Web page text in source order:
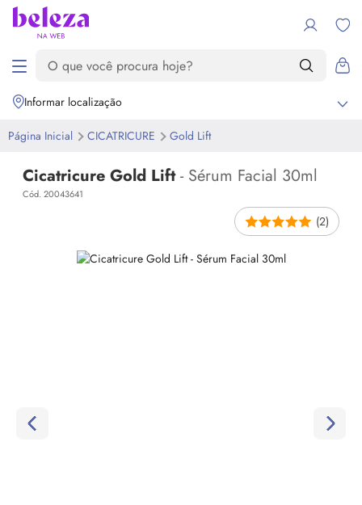
Informar localização
Página Inicial CICATRICURE Gold Lift
Cicatricure Gold Lift- Sérum Facial 30ml
Cód. 20043641
(2)